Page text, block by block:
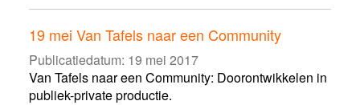
19 mei Van Tafels naar een Community
Publicatiedatum: 19 mei 2017
Van Tafels naar een Community: Doorontwikkelen in
publiek-private productie.